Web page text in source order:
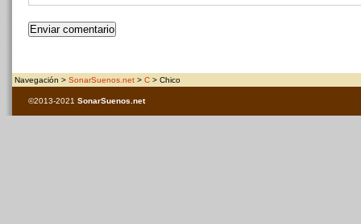
Navegación > SonarSuenos.net > C > Chico
©2013-2021 SonarSuenos .net